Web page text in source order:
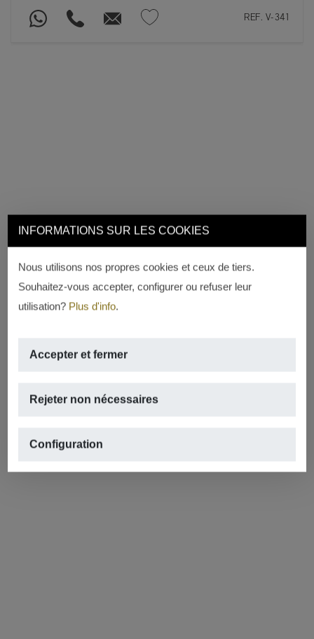
INFORMATIONS SUR LES COOKIES
Nous utilisons nos propres cookies et ceux de tiers.
Souhaitez-vous accepter, configurer ou refuser leur
utilisation? Plus d'info.
Accepter et fermer
Rejeter non nécessaires
Configuration
REF. V-341